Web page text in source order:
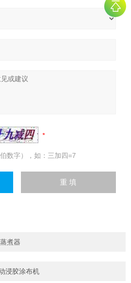
数字），如：三加四=7
煮器
浸胶涂布机